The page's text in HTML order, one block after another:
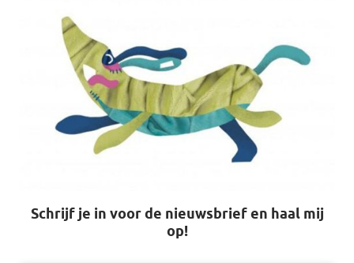
Schrijf je in voor de nieuwsbrief en haal mij
op!